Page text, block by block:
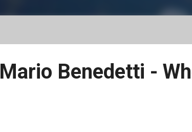
Mario Benedetti -